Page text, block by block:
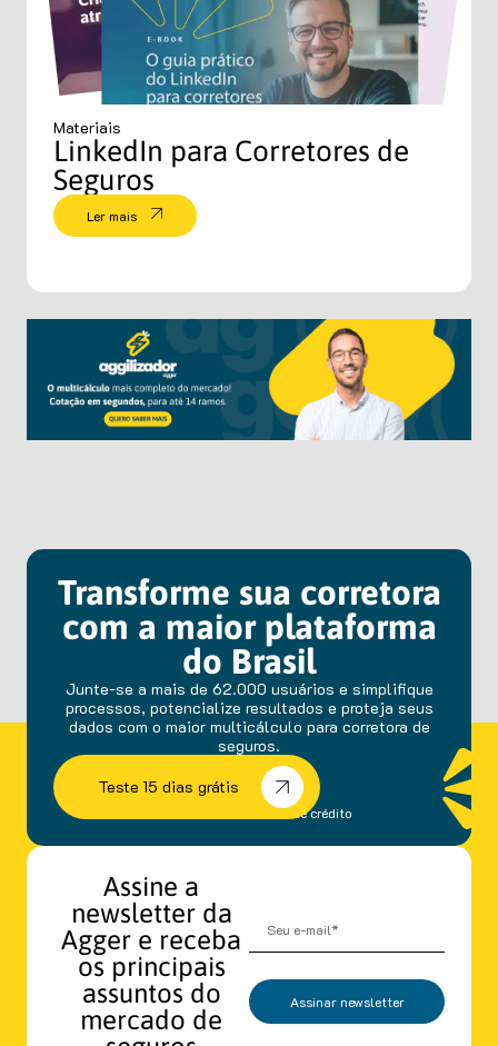
Materiais
LinkedIn para Corretores de
Seguros
Ler mais
Transforme sua corretora
com a maior plataforma
do Brasil
Junte-se a mais de 62.000 usuários e simplifique
processos, potencialize resultados e proteja seus
dados com o maior multicálculo para corretora de
seguros.
Teste 15 dias grátis
sem fidelidade e cartão de crédito
Assine a
newsletter da
Agger e receba
os principais
assuntos do
mercado de
Assinar newsletter